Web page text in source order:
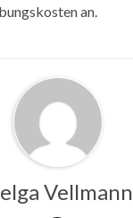
an.
Vellmann